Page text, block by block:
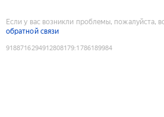
Если у вас возникли проблемы, пожалуйста,
обратной связи
9188716294912808179:1786189984